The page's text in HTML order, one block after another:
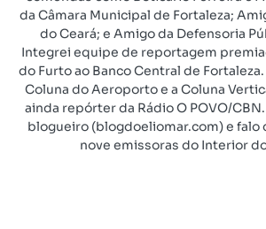
da Câmara Municipal de Fortaleza;
do Ceará; e Amigo da Defensoria
Integrei equipe de reportagem
do Furto ao Banco Central de
Coluna do Aeroporto e a Coluna
ainda repórter da Rádio O POVO/
blogueiro (blogdoeliomar.com) e falo
nove emissoras do Interior